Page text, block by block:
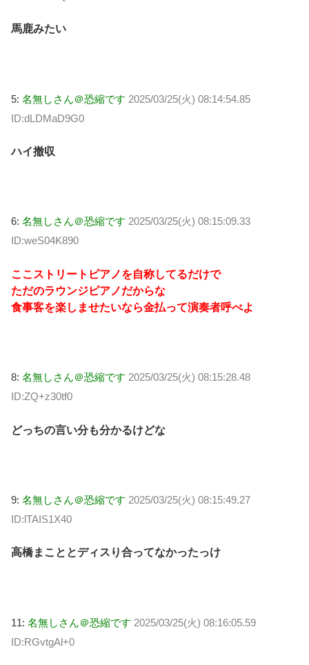
馬鹿みたい
5: 名無しさん＠恐縮です 2025/03/25(火) 08:14:54.85
ID:dLDMaD9G0
ハイ撤収
6: 名無しさん＠恐縮です 2025/03/25(火) 08:15:09.33
ID:weS04K890
ここストリートピアノを自称してるだけで
ただのラウンジピアノだからな
食事客を楽しませたいなら金払って演奏者呼べよ
8: 名無しさん＠恐縮です 2025/03/25(火) 08:15:28.48
ID:ZQ+z30tf0
どっちの言い分も分かるけどな
9: 名無しさん＠恐縮です 2025/03/25(火) 08:15:49.27
ID:lTAIS1X40
高橋まこととディスり合ってなかったっけ
11: 名無しさん＠恐縮です 2025/03/25(火) 08:16:05.59
ID:RGvtgAl+0